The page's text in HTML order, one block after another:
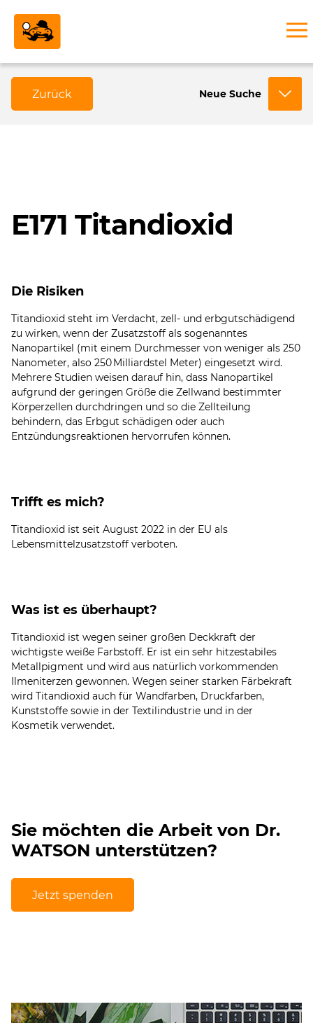
Zurück Neue Suche
E171 Titandioxid
Die Risiken
Titandioxid steht im Verdacht, zell- und erbgutschädigend
zu wirken, wenn der Zusatzstoff als sogenanntes
Nanopartikel (mit einem Durchmesser von weniger als 250
Nanometer, also 250 Milliardstel Meter) eingesetzt wird.
Mehrere Studien weisen darauf hin, dass Nanopartikel
aufgrund der geringen Größe die Zellwand bestimmter
Körperzellen durchdringen und so die Zellteilung
behindern, das Erbgut schädigen oder auch
Entzündungsreaktionen hervorrufen können.
Trifft es mich?
Titandioxid ist seit August 2022 in der EU als
Lebensmittelzusatzstoff verboten.
Was ist es überhaupt?
Titandioxid ist wegen seiner großen Deckkraft der
wichtigste weiße Farbstoff. Er ist ein sehr hitzestabiles
Metallpigment und wird aus natürlich vorkommenden
Ilmeniterzen gewonnen. Wegen seiner starken Färbekraft
wird Titandioxid auch für Wandfarben, Druckfarben,
Kunststoffe sowie in der Textilindustrie und in der
Kosmetik verwendet.
Sie möchten die Arbeit von Dr.
WATSON unterstützen?
Jetzt spenden